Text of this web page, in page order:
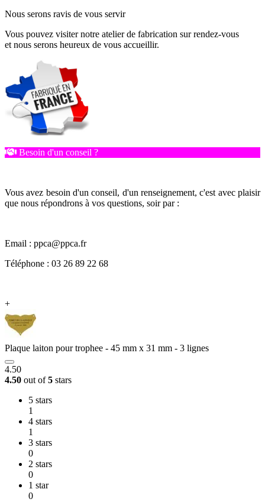
Nous serons ravis de vous servir
Vous pouvez visiter notre atelier de fabrication sur rendez-vous
et nous serons heureux de vous accueillir.
Besoin d'un conseil ?
Vous avez besoin d'un conseil, d'un renseignement, c'est avec plaisir
que nous répondrons à vos questions, soir par :
Email : ppca@ppca.fr
Téléphone : 03 26 89 22 68
+
Plaque laiton pour trophee - 45 mm x 31 mm - 3 lignes
4.50
4.50 out of5 stars
5 stars
1
4 stars
1
3 stars
0
2 stars
0
1 star
0